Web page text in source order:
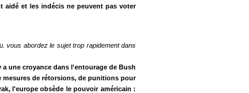
aidé et les indécis ne peuvent pas voter
vous abordez le sujet trop rapidement dans
une croyance dans l'entourage de Bush
mesures de rétorsions, de punitions pour
l'europe obsède le pouvoir américain :